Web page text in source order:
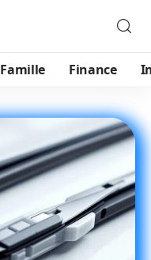
Famille Finance